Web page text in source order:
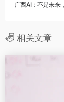
广西AI：不是未来
相关文章